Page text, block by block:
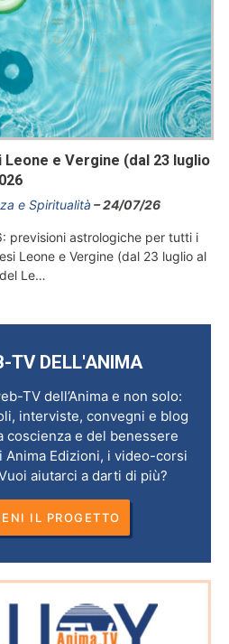
e Vergine (dal 23 luglio
e Spiritualità 24/07/26
previsioni astrologiche per tutti i
Leone e Vergine (dal 23 luglio al
Le…
TV DELL'ANIMA
TV dell’Anima e non solo:
interviste, convegni e blog
coscienza e del benessere
Edizioni, i video-corsi
aiutarci a darti di più?
IL PROGETTO